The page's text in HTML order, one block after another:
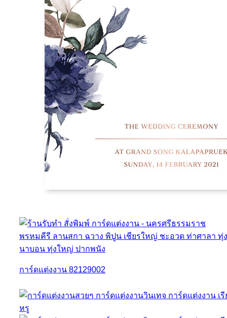
การ์ดแต่งงาน 82129002